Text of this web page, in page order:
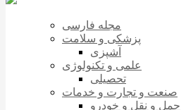
مجله فارسی
پزشکی و سلامت
آشپزی
علمی و تکنولوژی
تحصیلی
صنعت و تجارت و خدمات
حمل و نقل و خودرو